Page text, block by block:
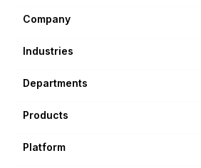
Company
Industries
Departments
Products
Platform